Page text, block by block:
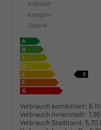
Kraftstoff
Kategorie
Zustand
Verbrauch kombiniert:
Verbrauch Innenstadt:
Verbrauch Stadtrand: 5,70